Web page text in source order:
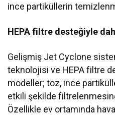
ince partiküllerin
HEPA filtre desteğiyle
Gelişmiş Jet Cyclone
teknolojisi ve HEPA filtre
modeller; toz, ince
etkili şekilde
Özellikle ev ortamında